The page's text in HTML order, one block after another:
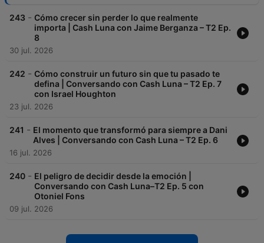
243 - Cómo crecer sin perder lo que realmente
importa | Cash Luna con Jaime Berganza – T2 Ep.
8
30 jul. 2026
242 - Cómo construir un futuro sin que tu pasado te
defina | Conversando con Cash Luna – T2 Ep. 7
con Israel Houghton
23 jul. 2026
241 - El momento que transformó para siempre a Dani
Alves | Conversando con Cash Luna – T2 Ep. 6
16 jul. 2026
240 - El peligro de decidir desde la emoción |
Conversando con Cash Luna–T2 Ep. 5 con
Otoniel Fons
09 jul. 2026